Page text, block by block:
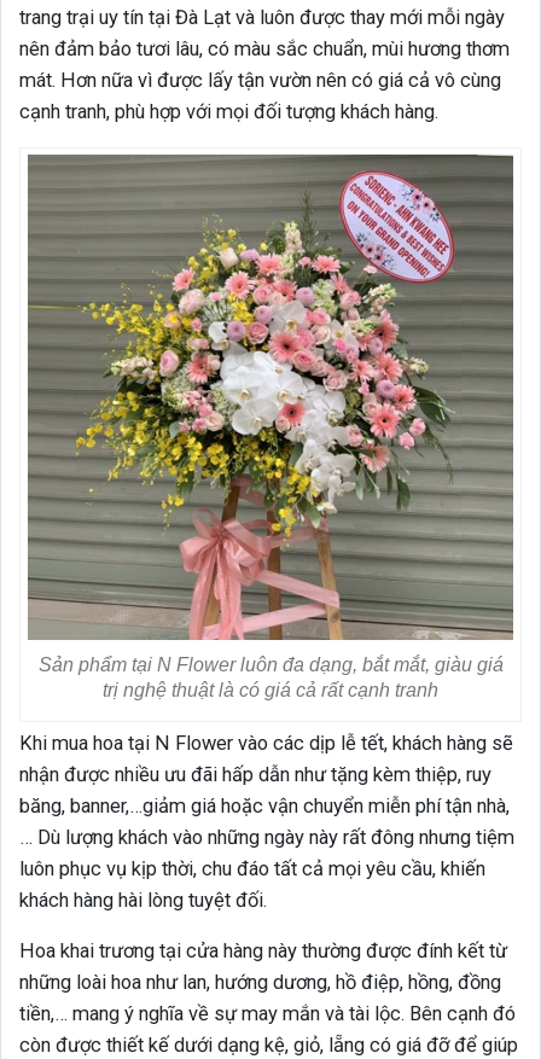
trang trại uy tín tại Đà Lạt và luôn được thay mới mỗi ngày
nên đảm bảo tươi lâu, có màu sắc chuẩn, mùi hương thơm
mát. Hơn nữa vì được lấy tận vườn nên có giá cả vô cùng
cạnh tranh, phù hợp với mọi đối tượng khách hàng.
Sản phẩm tại N Flower luôn đa dạng, bắt mắt, giàu giá
trị nghệ thuật là có giá cả rất cạnh tranh
Khi mua hoa tại N Flower vào các dịp lễ tết, khách hàng sẽ
nhận được nhiều ưu đãi hấp dẫn như tặng kèm thiệp, ruy
băng, banner,…giảm giá hoặc vận chuyển miễn phí tận nhà,
… Dù lượng khách vào những ngày này rất đông nhưng tiệm
luôn phục vụ kịp thời, chu đáo tất cả mọi yêu cầu, khiến
khách hàng hài lòng tuyệt đối.
Hoa khai trương tại cửa hàng này thường được đính kết từ
những loài hoa như lan, hướng dương, hồ điệp, hồng, đồng
tiền,… mang ý nghĩa về sự may mắn và tài lộc. Bên cạnh đó
còn được thiết kế dưới dạng kệ, giỏ, lẵng có giá đỡ để giúp